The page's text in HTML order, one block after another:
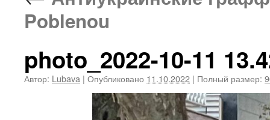
Poblenou
photo_2022-10-11
Автор: Lubava | Опубликовано 11.10.2022 | Полный размер: